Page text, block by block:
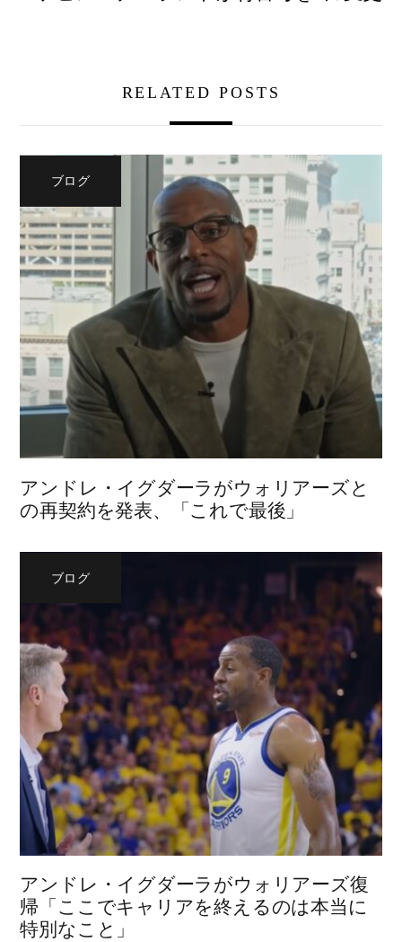
RELATED POSTS
ブログ
アンドレ・イグダーラがウォリアーズと
の再契約を発表、「これで最後」
ブログ
アンドレ・イグダーラがウォリアーズ復
帰「ここでキャリアを終えるのは本当に
特別なこと」